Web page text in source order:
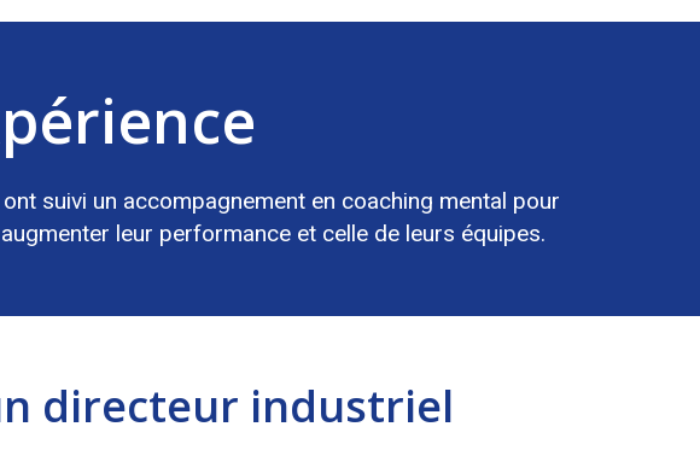
suivi un accompagnement en coaching mental pour
leur performance et celle de leurs équipes.
directeur industriel